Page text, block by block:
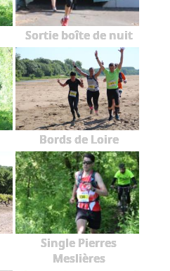
Sortie boîte de nuit
Bords de Loire
Single Pierres
Meslières